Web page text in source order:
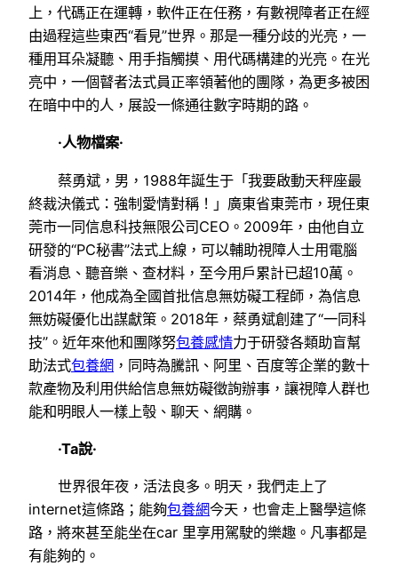
上，代碼正在運轉，軟件正在任務，有數視障者正在經
由過程這些東西“看見”世界。那是一種分歧的光亮，一
種用耳朵凝聽、用手指觸摸、用代碼構建的光亮。在光
亮中，一個瞽者法式員正率領著他的團隊，為更多被困
在暗中中的人，展設一條通往數字時期的路。
·人物檔案·
蔡勇斌，男，1988年誕生于「我要啟動天秤座最
終裁決儀式：強制愛情對稱！」廣東省東莞市，現任東
莞市一同信息科技無限公司CEO。2009年，由他自立
研發的“PC秘書”法式上線，可以輔助視障人士用電腦
看消息、聽音樂、查材料，至今用戶累計已超10萬。
2014年，他成為全國首批信息無妨礙工程師，為信息
無妨礙優化出謀獻策。2018年，蔡勇斌創建了“一同科
技”。近年來他和團隊努包養感情力于研發各類助盲幫
助法式包養網 ，同時為騰訊、阿里、百度等企業的數十
款產物及利用供給信息無妨礙徵詢辦事，讓視障人群也
能和明眼人一樣上彀、聊天、網購。
·Ta說·
世界很年夜，活法良多。明天，我們走上了
internet這條路；能夠包養網今天，也會走上醫學這條
路，將來甚至能坐在car 里享用駕駛的樂趣。凡事都是
有能夠的。